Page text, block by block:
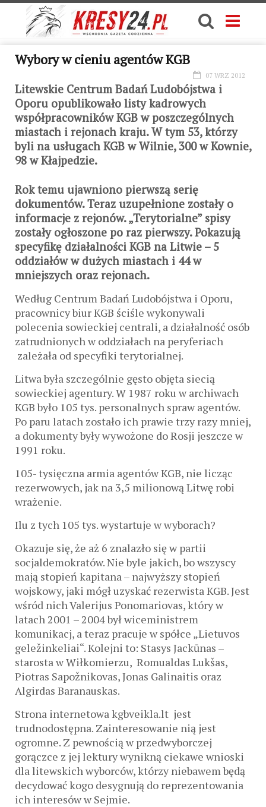
Wybory w cieniu agentów KGB
07 WRZ 2012
Litewskie Centrum Badań Ludobójstwa i
Oporu opublikowało listy kadrowych
współpracowników KGB w poszczególnych
miastach i rejonach kraju. W tym 53, którzy
byli na usługach KGB w Wilnie, 300 w Kownie,
98 w Kłajpedzie.
Rok temu ujawniono pierwszą serię
dokumentów. Teraz uzupełnione zostały o
informacje z rejonów. „Terytorialne” spisy
zostały ogłoszone po raz pierwszy. Pokazują
specyfikę działalności KGB na Litwie – 5
oddziałów w dużych miastach i 44 w
mniejszych oraz rejonach.
Według Centrum Badań Ludobójstwa i Oporu,
pracownicy biur KGB ściśle wykonywali
polecenia sowieckiej centrali, a działalność osób
zatrudnionych w oddziałach na peryferiach
zależała od specyfiki terytorialnej.
Litwa była szczególnie gęsto objęta siecią
sowieckiej agentury. W 1987 roku w archiwach
KGB było 105 tys. personalnych spraw agentów.
Po paru latach zostało ich prawie trzy razy mniej,
a dokumenty były wywożone do Rosji jeszcze w
1991 roku.
105- tysięczna armia agentów KGB, nie licząc
rezerwowych, jak na 3,5 milionową Litwę robi
wrażenie.
Ilu z tych 105 tys. wystartuje w wyborach?
Okazuje się, że aż 6 znalazło się w partii
socjaldemokratów. Nie byle jakich, bo wszyscy
mają stopień kapitana – najwyższy stopień
wojskowy, jaki mógł uzyskać rezerwista KGB. Jest
wśród nich Valerijus Ponomariovas, który w
latach 2001 – 2004 był wiceministrem
komunikacj, a teraz pracuje w spółce „Lietuvos
geležinkeliai“. Kolejni to: Stasys Jackūnas –
starosta w Wiłkomierzu, Romualdas Lukšas,
Piotras Sapožnikovas, Jonas Galinaitis oraz
Algirdas Baranauskas.
Strona internetowa kgbveikla.lt jest
trudnodostępna. Zainteresowanie nią jest
ogromne. Z pewnością w przedwyborczej
gorączce z jej lektury wynikną ciekawe wnioski
dla litewskich wyborców, którzy niebawem będą
decydować kogo desygnują do reprezentowania
ich interesów w Sejmie.